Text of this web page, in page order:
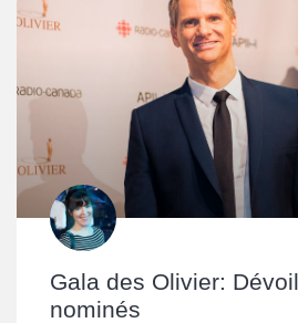
Gala des Olivier:
nominés